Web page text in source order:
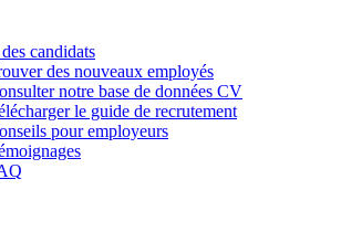
candidats
des nouveaux employés
notre base de données CV
le guide de recrutement
pour employeurs